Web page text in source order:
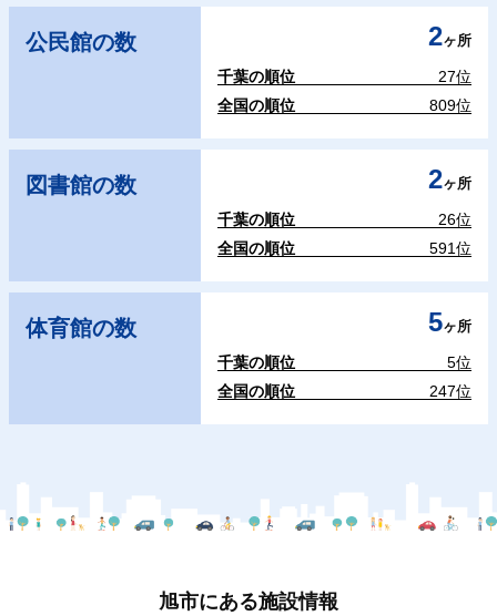
公民館の数 2ヶ所
千葉の順位
27位
全国の順位
809位
図書館の数 2ヶ所
千葉の順位
26位
全国の順位
591位
体育館の数 5ヶ所
千葉の順位
5位
全国の順位
247位
旭市にある施設情報